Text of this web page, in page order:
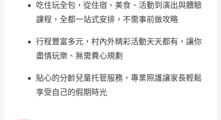
吃住玩全包，從住宿、美食、活動到演出與體驗
課程，全都一站式安排，不需事前做攻略
行程豐富多元，村內外精彩活動天天都有，讓你
盡情玩樂、無需費心規劃
貼心的分齡兒童托管服務，專業照護讓家長輕鬆
享受自己的假期時光